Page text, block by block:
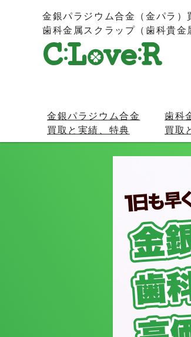
金銀パラジウム合金（金パラ）
歯科金属スクラップ（歯科貴金
金銀パラジウム合金
買取と実績、特典
歯科
買取